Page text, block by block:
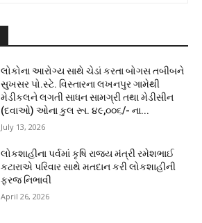
લોકોના આરોગ્ય સાથે ચેડાં કરતા બોગસ તબીબને
સુખસર પો.સ્ટે. વિસ્તારના લખનપુર ગામેથી
મેડીકલને લગતી સાધન સામગ્રી તથા મેડીસીન
(દવાઓ) ઓના કુલ રૂા. ૪૯,૦૦૬/- ના...
July 13, 2026
લોકશાહીના પર્વમાં કૃષિ રાજ્ય મંત્રી રમેશભાઈ
કટારાએ પરિવાર સાથે મતદાન કરી લોકશાહીની
ફરજ નિભાવી
April 26, 2026